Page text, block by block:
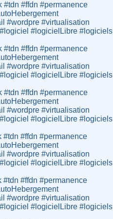
#tdn #ffdn #permanence
#wordpre #virtualisation
#logicielLibre #logiciels
#tdn #ffdn #permanence
#wordpre #virtualisation
#logicielLibre #logiciels
#tdn #ffdn #permanence
#wordpre #virtualisation
#logicielLibre #logiciels
#tdn #ffdn #permanence
#wordpre #virtualisation
#logicielLibre #logiciels
#tdn #ffdn #permanence
#wordpre #virtualisation
#logicielLibre #logiciels